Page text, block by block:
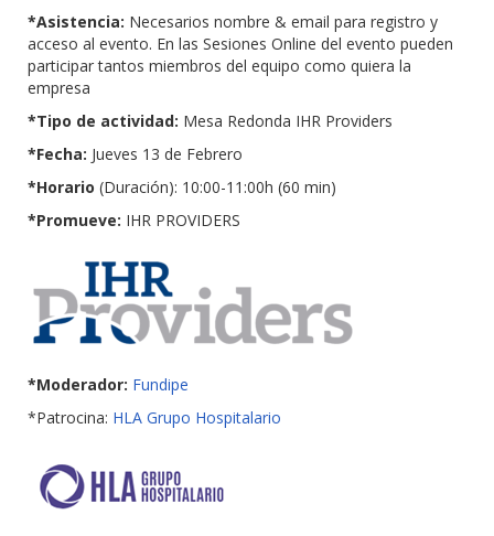
*Asistencia: Necesarios nombre & email para registro y
acceso al evento. En las Sesiones Online del evento pueden
participar tantos miembros del equipo como quiera la
empresa
*Tipo de actividad: Mesa Redonda IHR Providers
*Fecha: Jueves 13 de Febrero
*Horario (Duración): 10:00-11:00h (60 min)
*Promueve: IHR PROVIDERS
*Moderador: Fundipe
*Patrocina: HLA Grupo Hospitalario